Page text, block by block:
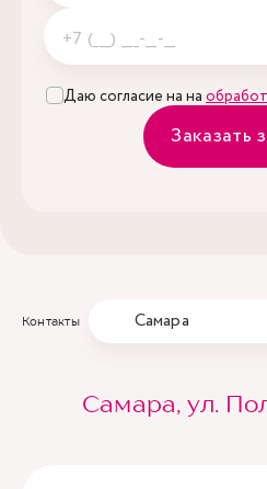
Даю согласие на на
Заказать
Контакты Самара
Самара, ул.